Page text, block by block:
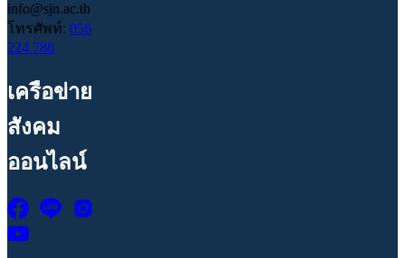
info@sjn.ac.th
โทรศัพท์: 056
224 788
เครือข่าย
สังคม
ออนไลน์